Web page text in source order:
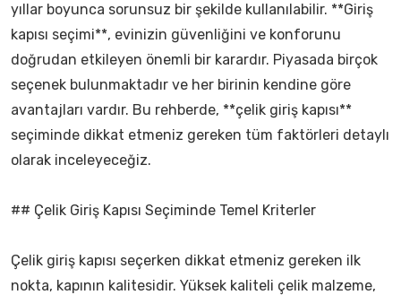
yıllar boyunca sorunsuz bir şekilde kullanılabilir. **Giriş
kapısı seçimi**, evinizin güvenliğini ve konforunu
doğrudan etkileyen önemli bir karardır. Piyasada birçok
seçenek bulunmaktadır ve her birinin kendine göre
avantajları vardır. Bu rehberde, **çelik giriş kapısı**
seçiminde dikkat etmeniz gereken tüm faktörleri detaylı
olarak inceleyeceğiz.
## Çelik Giriş Kapısı Seçiminde Temel Kriterler
Çelik giriş kapısı seçerken dikkat etmeniz gereken ilk
nokta, kapının kalitesidir. Yüksek kaliteli çelik malzeme,